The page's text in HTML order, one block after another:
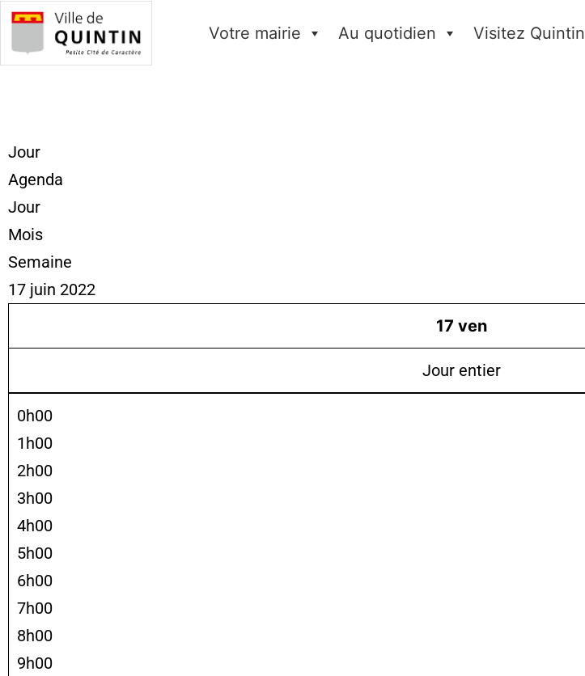
Votre mairie Au quotidien Visitez Quintin
Jour
Agenda
Jour
Mois
Semaine
17 juin 2022
17 ven
Jour entier
0h00
1h00
2h00
3h00
4h00
5h00
6h00
7h00
8h00
9h00